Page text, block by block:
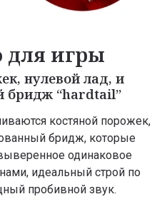
для игры
нулевой лад, и
бридж “hardtail”
костяной порожек,
бридж, которые
одинаковое
идеальный строй по
пробивной звук.